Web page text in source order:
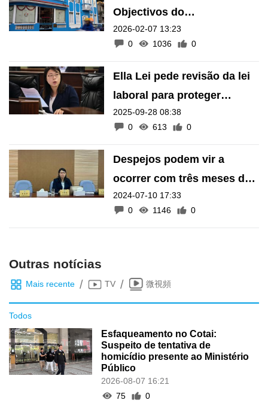
Objectivos do
Desenvolvimento das
Mulheres abrange 21
serviços
2026-02-07 13:23
0
1036 0
Ella Lei pede revisão da lei
laboral para proteger
direitos dos trabalhadores
durante tufões
2025-09-28 08:38
0
613 0
Despejos podem vir a
ocorrer com três meses de
renda em atraso
2024-07-10 17:33
0
1146 0
Outras notícias
Mais recente / TV / 微視頻
Todos
Esfaqueamento no Cotai:
Suspeito de tentativa de
homicídio presente ao Ministério
Público
2026-08-07 16:21
75
0